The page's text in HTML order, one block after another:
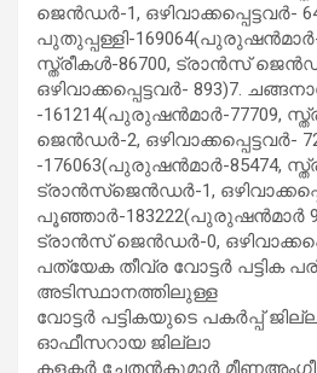
ജെന്‍ഡര്‍-1, ഒഴിവാക്കപ്പെട്ടവര്‍-
പുതുപ്പള്ളി-169064(പുരുഷന്‍മാര്‍-
സ്ത്രീകള്‍-86700, ട്രാന്‍സ്
ഒഴിവാക്കപ്പെട്ടവര്‍- 893)7.
-161214(പുരുഷന്‍മാര്‍-77709,
ജെന്‍ഡര്‍-2, ഒഴിവാക്കപ്പെട്ടവര്‍-
-176063(പുരുഷന്‍മാര്‍-85474,
ട്രാന്‍സ്‌ജെന്‍ഡര്‍-1,
പൂഞ്ഞാര്‍-183222(പുരുഷന്‍മാര്‍
ട്രാന്‍സ് ജെന്‍ഡര്‍-0,
പത്യേക തീവ്ര വോട്ടര്‍ പട്ടിക
അടിസ്ഥാനത്തിലുള്ള
വോട്ടര്‍ പട്ടികയുടെ പകര്‍പ്പ്
ഓഫീസറായ ജില്ലാ
കളക്ടര്‍ ചേതന്‍കുമാര്‍